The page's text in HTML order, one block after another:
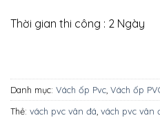
Thời gian thi công : 2 Ngày
Danh mục: Vách ốp Pvc Vách ốp
Thẻ: vách pvc vân đá vách pvc vân